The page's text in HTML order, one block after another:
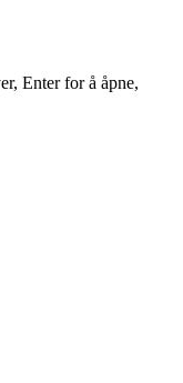
Enter for å åpne,